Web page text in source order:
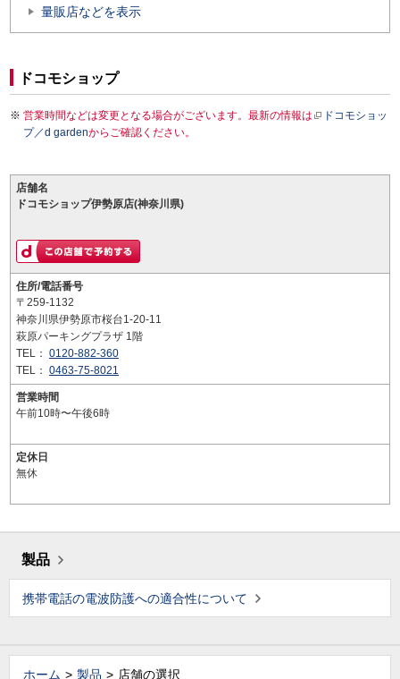
量販店などを表示
ドコモショップ
営業時間などは変更となる場合がございます。最新の情報は
ドコモショッ
プ／d gardenからご確認ください。
店舗名
ドコモショップ伊勢原店(神奈川県)
住所/電話番号
〒259-1132
神奈川県伊勢原市桜台1-20-11
萩原パーキングプラザ 1階
TEL： 0120-882-360
TEL： 0463-75-8021
営業時間
午前10時〜午後6時
定休日
無休
製品
携帯電話の電波防護への適合性について
ホーム 製品 店舗の選択